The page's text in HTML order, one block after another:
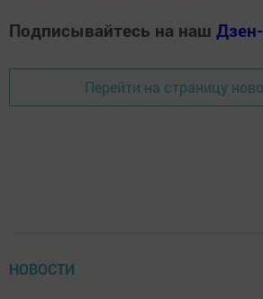
Подписывайтесь на наш
Перейти на страницу
НОВОСТИ